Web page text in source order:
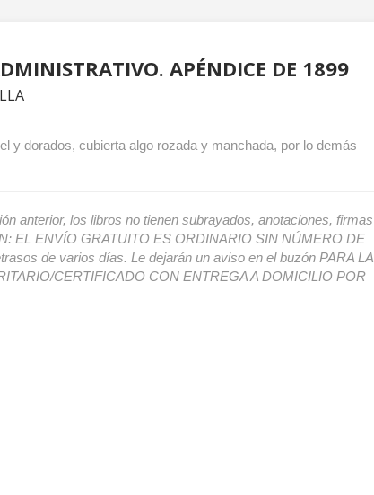
APÉNDICE DE 1899
y dorados, cubierta algo rozada y manchada, por lo demás
anterior, los libros no tienen subrayados, anotaciones, firmas
EL ENVÍO GRATUITO ES ORDINARIO SIN NÚMERO DE
de varios días. Le dejarán un aviso en el buzón PARA LA
CERTIFICADO CON ENTREGA A DOMICILIO POR